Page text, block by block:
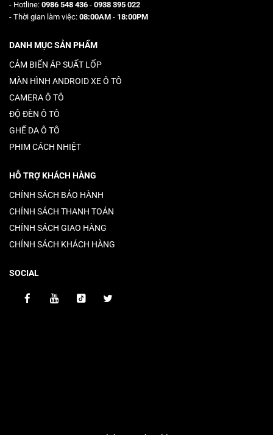
- Hotline: 0986 548 436 - 0938 395 022
- Thời gian làm việc: 08:00AM - 18:00PM
DANH MỤC SẢN PHẨM
CẢM BIẾN ÁP SUẤT LỐP
MÀN HÌNH ANDROID XE Ô TÔ
CAMERA Ô TÔ
ĐỘ ĐÈN Ô TÔ
GHẾ DA Ô TÔ
PHIM CÁCH NHIỆT
HỖ TRỢ KHÁCH HÀNG
CHÍNH SÁCH BẢO HÀNH
CHÍNH SÁCH THANH TOÁN
CHÍNH SÁCH GIAO HÀNG
CHÍNH SÁCH KHÁCH HÀNG
SOCIAL